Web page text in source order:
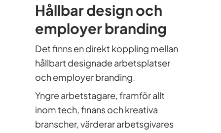
Hållbar design och
employer branding
Det finns en direkt koppling mellan
hållbart designade arbetsplatser
och employer branding.
Yngre arbetstagare, framför allt
inom tech, finans och kreativa
branscher, värderar arbetsgivares